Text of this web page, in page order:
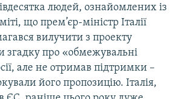
людей, ознайомлених із
що прем’єр-міністр Італії
вилучити з проекту
згадку про «обмежувальні
але не отримав підтримки –
його пропозицію. Італія,